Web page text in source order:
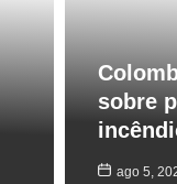
sobre
ago 5,